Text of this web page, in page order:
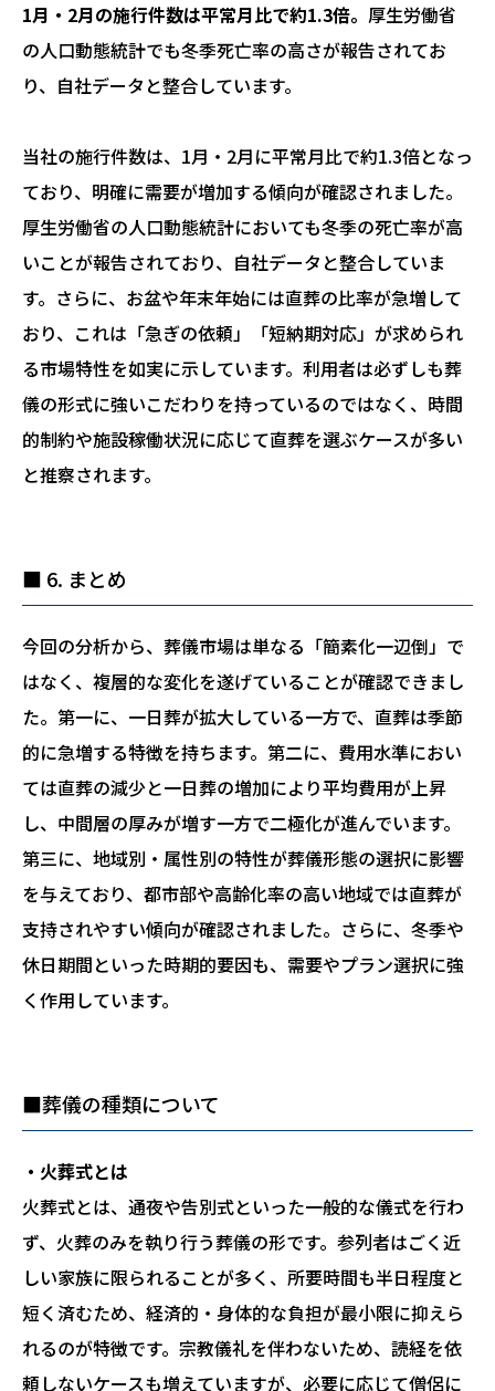
1月・2月の施行件数は平常月比で約1.3倍。 厚生労働省
の人口動態統計でも冬季死亡率の高さが報告されてお
り、自社データと整合しています。
当社の施行件数は、1月・2月に平常月比で約1.3倍となっ
ており、明確に需要が増加する傾向が確認されました。
厚生労働省の人口動態統計においても冬季の死亡率が高
いことが報告されており、自社データと整合していま
す。さらに、お盆や年末年始には直葬の比率が急増して
おり、これは「急ぎの依頼」「短納期対応」が求められ
る市場特性を如実に示しています。利用者は必ずしも葬
儀の形式に強いこだわりを持っているのではなく、時間
的制約や施設稼働状況に応じて直葬を選ぶケースが多い
と推察されます。
■ 6. まとめ
今回の分析から、葬儀市場は単なる「簡素化一辺倒」で
はなく、複層的な変化を遂げていることが確認できまし
た。第一に、一日葬が拡大している一方で、直葬は季節
的に急増する特徴を持ちます。第二に、費用水準におい
ては直葬の減少と一日葬の増加により平均費用が上昇
し、中間層の厚みが増す一方で二極化が進んでいます。
第三に、地域別・属性別の特性が葬儀形態の選択に影響
を与えており、都市部や高齢化率の高い地域では直葬が
支持されやすい傾向が確認されました。さらに、冬季や
休日期間といった時期的要因も、需要やプラン選択に強
く作用しています。
■葬儀の種類について
・火葬式とは
火葬式とは、通夜や告別式といった一般的な儀式を行わ
ず、火葬のみを執り行う葬儀の形です。参列者はごく近
しい家族に限られることが多く、所要時間も半日程度と
短く済むため、経済的・身体的な負担が最小限に抑えら
れるのが特徴です。宗教儀礼を伴わないため、読経を依
頼しないケースも増えていますが、必要に応じて僧侶に